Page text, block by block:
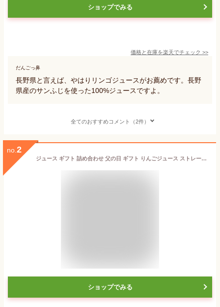
ショップでみる
価格と在庫を楽天でチェック >>
だんごっ鼻
長野県と言えば、やはりリンゴジュースがお薦めです。長野
県産のサンふじを使った100%ジュースですよ。
全てのおすすめコメント（2件）
no. 2
ジュース ギフト 詰め合わせ 父の日 ギフト りんごジュース ストレート 100％ メッセージカード 長野興農 信州りんごジュース 6種詰め合わせ 160g缶/3本×6種類入サンふじ、サンつがる、王林、秋映、シナノゴールド
ショップでみる